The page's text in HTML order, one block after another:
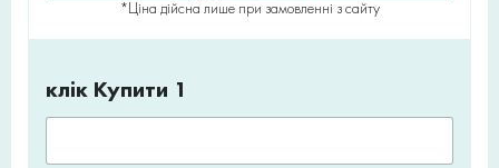
*Ціна дійсна лише при замовленні з сайту
клік Купити 1